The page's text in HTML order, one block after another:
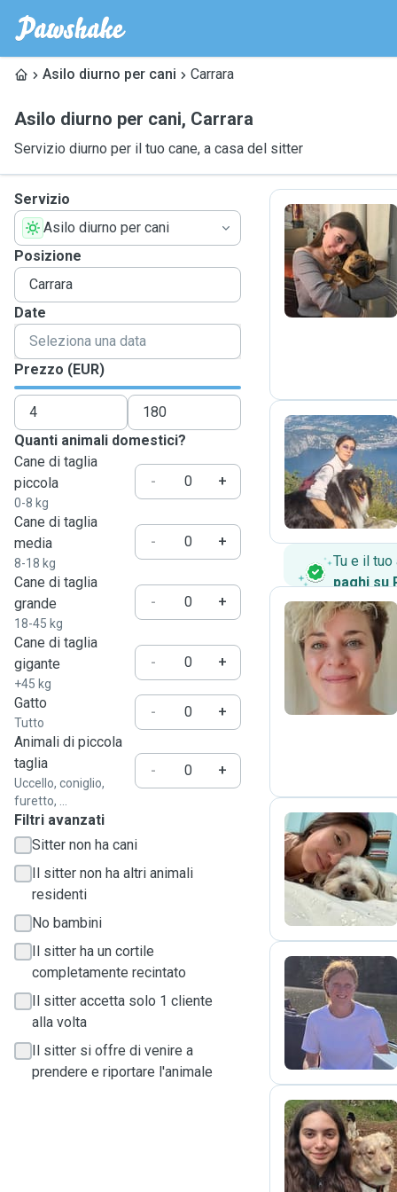
Asilo diurno per cani Carrara
Asilo diurno per cani, Carrara
Servizio diurno per il tuo cane, a casa del sitter
Servizio
Asilo diurno per cani
Posizione
Date
Prezzo (EUR)
Quanti animali domestici?
Cane di taglia
piccola
0-8 kg
- +
Cane di taglia
media
8-18 kg
- +
Cane di taglia
grande
18-45 kg
- +
Cane di taglia
gigante
+45 kg
- +
Gatto
Tutto
-
+
Animali di piccola
taglia
Uccello, coniglio,
furetto, ...
- +
Filtri avanzati
Sitter non ha cani
Il sitter non ha altri animali
residenti
No bambini
Il sitter ha un cortile
completamente recintato
Il sitter accetta solo 1 cliente
alla volta
Il sitter si offre di venire a
prendere e riportare l'animale
G
E
Tu e il
paghi su
D
A
N
G